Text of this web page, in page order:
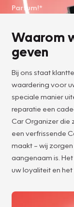
Parfum!*
Waarom
geven
Bij ons staat
waardering voor
speciale manier
reparatie een
Car Organizer die
een verfrissende
maakt – wij
aangenaam is.
uw loyaliteit en